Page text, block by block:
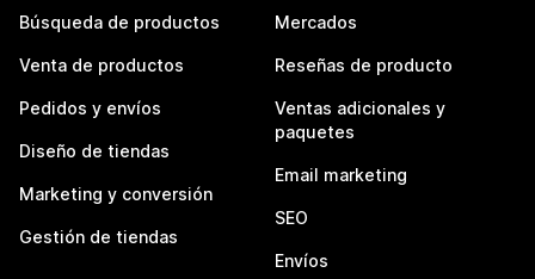
Búsqueda de productos
Venta de productos
Pedidos y envíos
Diseño de tiendas
Marketing y conversión
Gestión de tiendas
Mercados
Reseñas de producto
Ventas adicionales y
paquetes
Email marketing
SEO
Envíos